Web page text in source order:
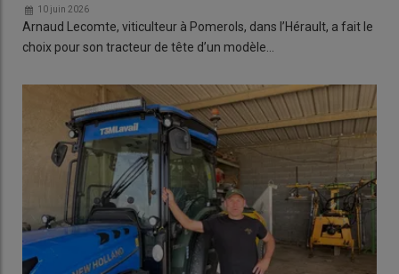
10 juin 2026
Arnaud Lecomte, viticulteur à Pomerols, dans l’Hérault, a fait le
choix pour son tracteur de tête d’un modèle…